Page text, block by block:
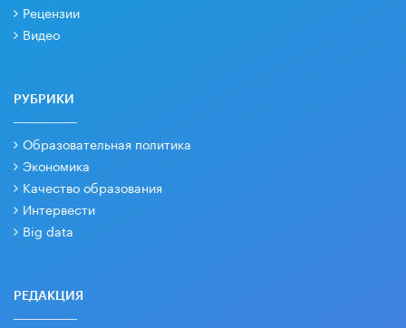
Рецензии
Видео
РУБРИКИ
Образовательная политика
Экономика
Качество образования
Интервести
Big data
РЕДАКЦИЯ